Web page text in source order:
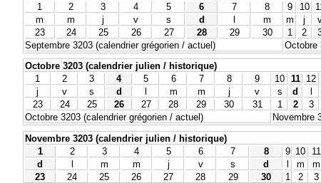
1
2 3 4 5 6 7 8 9 10
m
m j v s d m m j
23
24 25 26 27 28 29 30 1 2
Septembre 3203 (calendrier grégorien / actuel)
Octobre
Octobre 3203 (calendrier julien / historique)
1
2 3 4 5 6 7 8 9 10 11 12
j
v s d m m j v s d
23
24 25 26 27 28 29 30 31 1 2 3
Octobre 3203 (calendrier grégorien / actuel)
Novembre
Novembre 3203 (calendrier julien / historique)
1
2 3 4 5 6 7 8 9 10 11
d
l m m j v s d l m m
23
24 25 26 27 28 29 30 1 2 3